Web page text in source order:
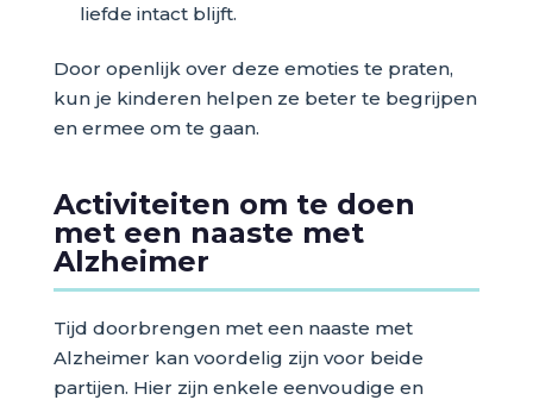
liefde intact blijft.
Door openlijk over deze emoties te praten,
kun je kinderen helpen ze beter te begrijpen
en ermee om te gaan.
Activiteiten om te doen
met een naaste met
Alzheimer
Tijd doorbrengen met een naaste met
Alzheimer kan voordelig zijn voor beide
partijen. Hier zijn enkele eenvoudige en